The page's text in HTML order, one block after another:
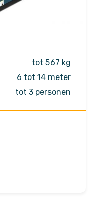
tot 567 kg
6 tot 14 meter
tot 3 personen